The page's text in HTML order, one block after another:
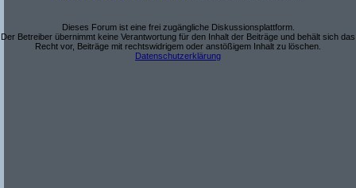
Dieses Forum ist eine frei zugängliche Diskussionsplattform.
Der Betreiber übernimmt keine Verantwortung für den Inhalt der Beiträge und behält sich das
Recht vor, Beiträge mit rechtswidrigem oder anstößigem Inhalt zu löschen.
Datenschutzerklärung